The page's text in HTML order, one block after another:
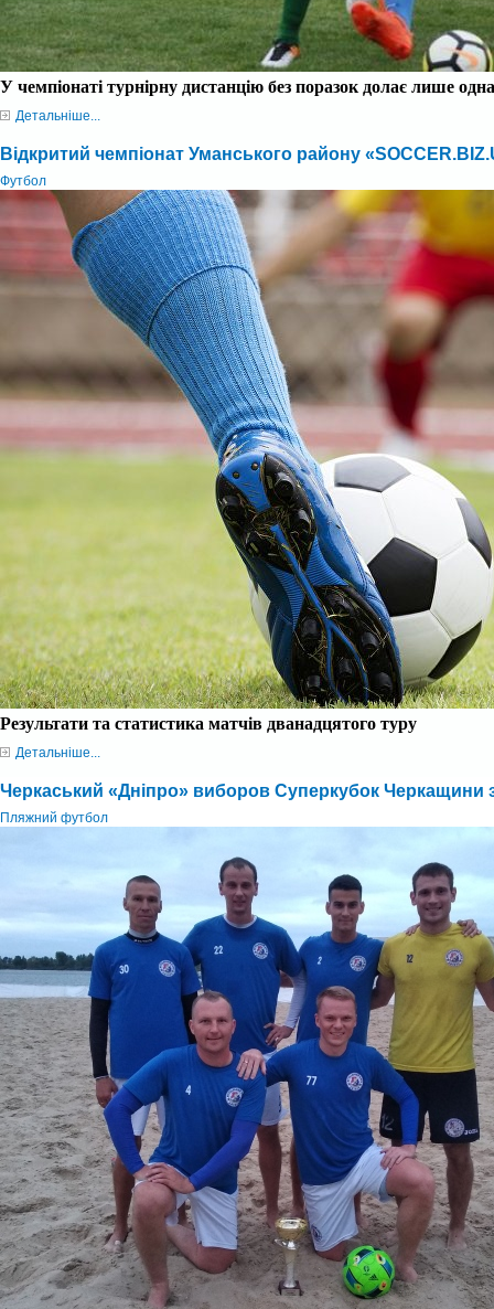
У чемпіонаті турнірну дистанцію без поразок долає лише
Детальніше...
Відкритий чемпіонат Уманського району
Футбол
Результати та статистика матчів дванадцятого туру
Детальніше...
Черкаський «Дніпро» виборов Суперкубок Черкащини
Пляжний футбол